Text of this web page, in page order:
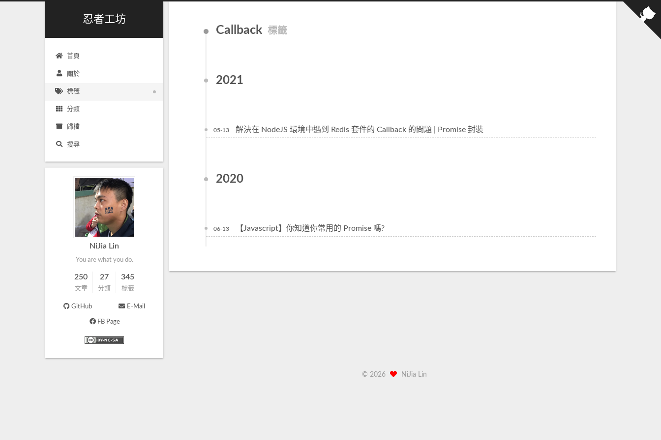
忍者工坊
首頁
關於
標籤
分類
歸檔
搜尋
Callback 標籤
2021
05-13 解決在 NodeJS 環境中遇到 Redis 套件的 Callback 的問題 | Promise 封裝
2020
06-13 【Javascript】你知道你常用的 Promise 嗎?
NiJia Lin
You are what you do.
250
文章
27
分類
345
標籤
GitHub E-Mail
FB Page
© 2026 NiJia Lin